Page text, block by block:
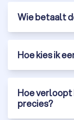
Bij Trustoo
een belangrijke
bieden we je de
vergelijken van
verschillende
beste bij jouw
aangeven waar je
ontvang je vier
Wie betaalt
Hoe kies ik
Hoe
precies?